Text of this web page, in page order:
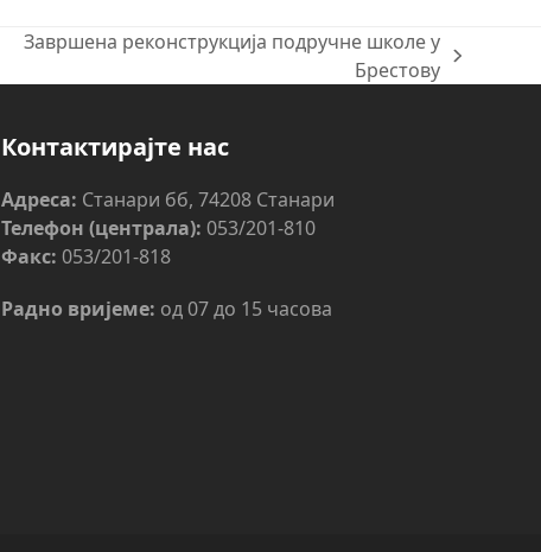
Завршена реконструкција подручне школе у
Брестову
Контактирајте нас
Адреса: Станари бб, 74208 Станари
Телефон (централа): 053/201-810
Факс: 053/201-818
Радно вријеме: од 07 до 15 часова